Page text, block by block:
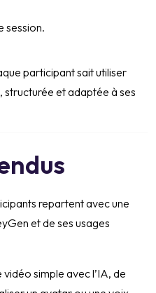
session.
participant sait utiliser
et adaptée à ses
repartent avec une
et de ses usages
simple avec l’IA, de